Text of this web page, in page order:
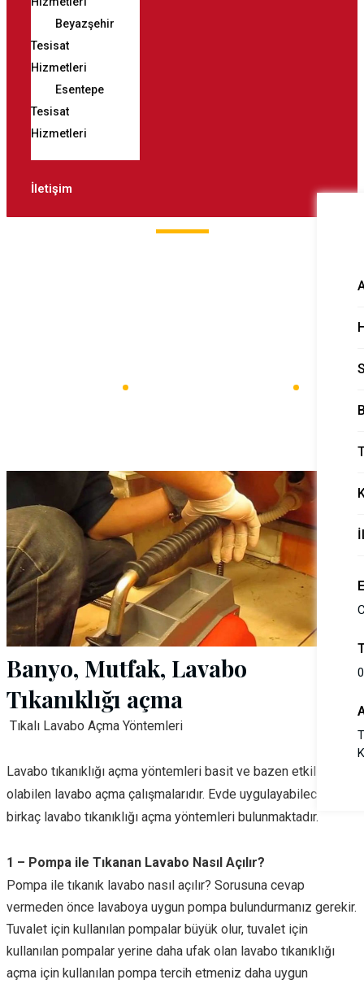
Beyazşehir
Tesisat
Hizmetleri
Esentepe
Tesisat
Hizmetleri
İletişim
Banyo, Mutfak, Lavabo
Tıkanıklığı açma
Tıkalı Lavabo Açma Yöntemleri
Lavabo tıkanıklığı açma yöntemleri basit ve bazen etkili
olabilen lavabo açma çalışmalarıdır. Evde uygulayabileceğiniz
birkaç lavabo tıkanıklığı açma yöntemleri bulunmaktadır.
1 – Pompa ile Tıkanan Lavabo Nasıl Açılır?
Pompa ile tıkanık lavabo nasıl açılır? Sorusuna cevap
vermeden önce lavaboya uygun pompa bulundurmanız gerekir.
Tuvalet için kullanılan pompalar büyük olur, tuvalet için
kullanılan pompalar yerine daha ufak olan lavabo tıkanıklığı
açma için kullanılan pompa tercih etmeniz daha uygun